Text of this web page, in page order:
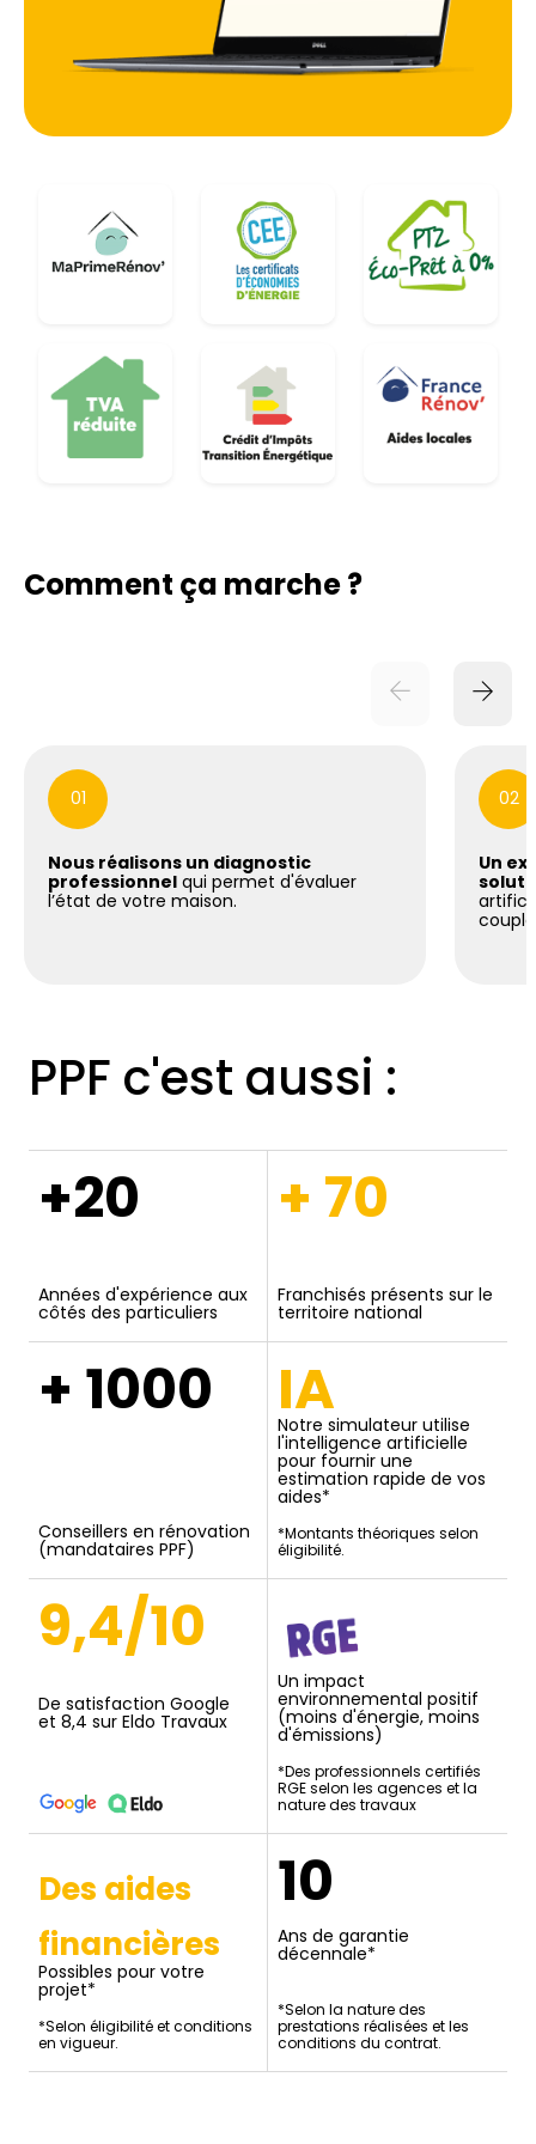
Pour les copropriétés nombreuses à Asnières-sur-
Seine, anticiper ces travaux est la clé pour éviter
des appels de fonds d'urgence et maintenir une
Comment ça marche ?
01
Nous réalisons un diagnostic
professionnel qui permet d'évaluer
l’état de votre maison.
02
Un
PPF c'est aussi :
+20
Années d'expérience aux
côtés des particuliers
+ 70
Franchisés présents sur le
territoire national
+ 1000
Conseillers en rénovation
(mandataires PPF)
IA
Notre simulateur utilise
l'intelligence artificielle
pour fournir une
estimation rapide de vos
aides*
*Montants théoriques selon
éligibilité.
9,4/10
De satisfaction Google
et 8,4 sur Eldo Travaux
Un impact
environnemental positif
(moins d'énergie, moins
d'émissions)
*Des professionnels certifiés
RGE selon les agences et la
nature des travaux
Des aides
financières
Possibles pour votre
projet*
*Selon éligibilité et conditions
en vigueur.
10
Ans de garantie
décennale*
*Selon la nature des
prestations réalisées et les
conditions du contrat.